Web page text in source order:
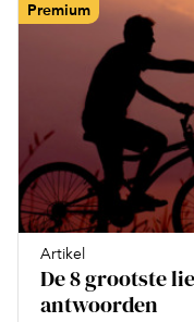
Premium
Artikel
De 8 grootste
antwoorden